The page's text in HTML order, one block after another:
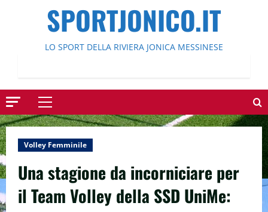
SPORTJONICO.IT
LO SPORT DELLA RIVIERA JONICA MESSINESE
Menu
principale
Volley Femminile
Una stagione da incorniciare per
il Team Volley della SSD UniMe: